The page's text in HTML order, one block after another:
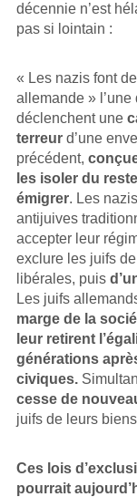
décennie n’est
pas si lointain :
« Les nazis font
allemande »
déclenchent une
terreur d’une
précédent,
les isoler du
émigrer. Les
antijuives
accepter leur
exclure les juifs
libérales, puis
Les juifs
marge de la
leur retirent
générations
civiques.
cesse de
juifs de leurs
Ces lois
pourrait